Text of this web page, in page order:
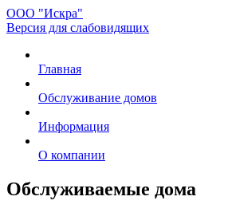
ООО "Искра"
Версия для слабовидящих
Главная
Обслуживание домов
Информация
О компании
Обслуживаемые дома